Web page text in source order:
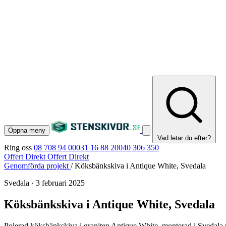
Öppna meny
Vad letar du efter?
Ring oss 08 708 94 00031 16 88 20040 306 350
Offert Direkt Offert Direkt
Genomförda projekt / Köksbänkskiva i Antique White, Svedala
Svedala · 3 februari 2025
Köksbänkskiva i Antique White, Svedala